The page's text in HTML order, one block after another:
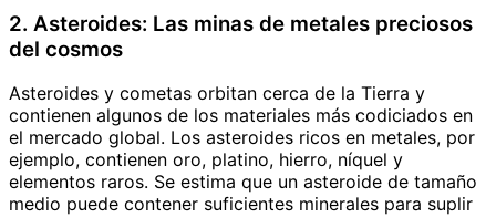
2. Asteroides: Las minas de metales preciosos
del cosmos
Asteroides y cometas orbitan cerca de la Tierra y
contienen algunos de los materiales más codiciados en
el mercado global. Los asteroides ricos en metales, por
ejemplo, contienen oro, platino, hierro, níquel y
elementos raros. Se estima que un asteroide de tamaño
medio puede contener suficientes minerales para suplir